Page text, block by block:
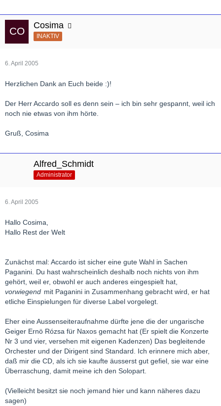
Cosima
INAKTIV
6. April 2005
Herzlichen Dank an Euch beide :)!
Der Herr Accardo soll es denn sein – ich bin sehr gespannt, weil ich
noch nie etwas von ihm hörte.
Gruß, Cosima
Alfred_Schmidt
Administrator
6. April 2005
Hallo Cosima,
Hallo Rest der Welt
Zunächst mal: Accardo ist sicher eine gute Wahl in Sachen
Paganini. Du hast wahrscheinlich deshalb noch nichts von ihm
gehört, weil er, obwohl er auch anderes eingespielt hat,
vorwiegend mit Paganini in Zusammenhang gebracht wird, er hat
etliche Einspielungen für diverse Label vorgelegt.
Eher eine Aussenseiteraufnahme dürfte jene die der ungarische
Geiger Ernö Rózsa für Naxos gemacht hat (Er spielt die Konzerte
Nr 3 und vier, versehen mit eigenen Kadenzen) Das begleitende
Orchester und der Dirigent sind Standard. Ich erinnere mich aber,
daß mir die CD, als ich sie kaufte äusserst gut gefiel, sie war eine
Überraschung, damit meine ich den Solopart.
(Vielleicht besitzt sie noch jemand hier und kann näheres dazu
sagen)